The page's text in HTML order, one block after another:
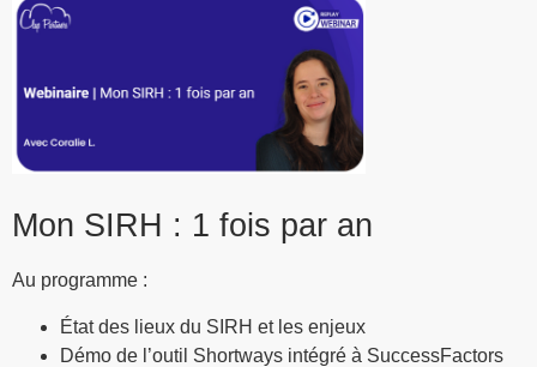
Mon SIRH : 1 fois par an
Au programme :
État des lieux du SIRH et les enjeux
Démo de l’outil Shortways intégré à SuccessFactors